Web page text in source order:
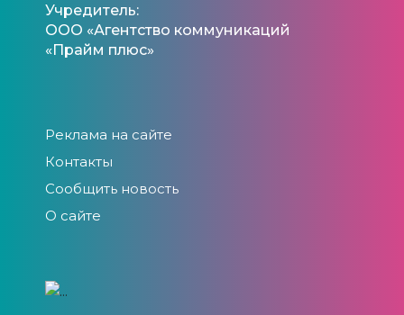
Учредитель:
ООО «Агентство коммуникаций
«Прайм плюс»
Реклама на сайте
Контакты
Сообщить новость
О сайте